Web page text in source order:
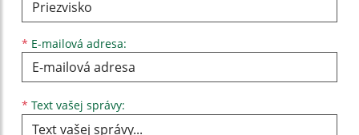
* E-mailová adresa:
* Text vašej správy: